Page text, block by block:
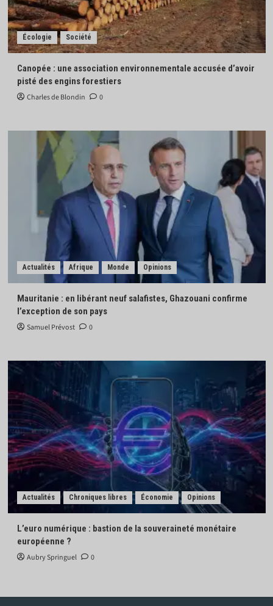
Écologie Société
Canopée : une association environnementale accusée d’avoir
pisté des engins forestiers
Charles de Blondin 0
Actualités Afrique Monde Opinions
Mauritanie : en libérant neuf salafistes, Ghazouani confirme
l’exception de son pays
Samuel Prévost 0
Actualités Chroniques libres Économie Opinions
L’euro numérique : bastion de la souveraineté monétaire
européenne ?
Aubry Springuel 0